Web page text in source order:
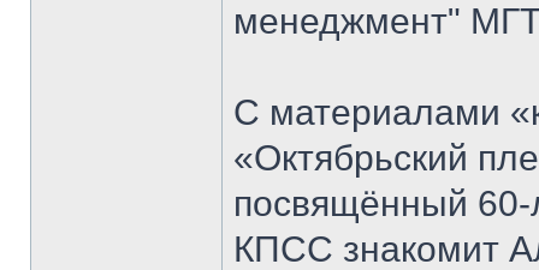
менеджмент"
С материалами
«Октябрьский
посвящённый 60-
КПСС знакомит